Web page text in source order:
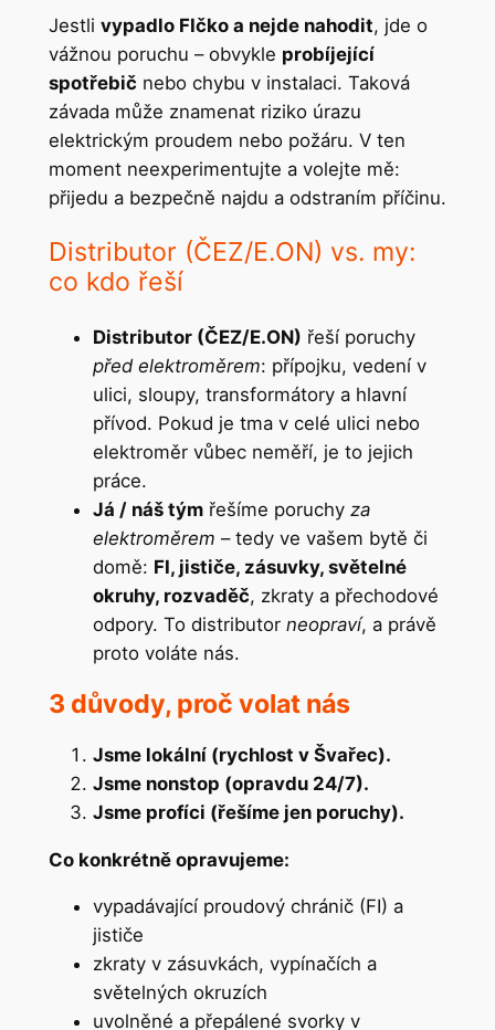
Jestli vypadlo FIčko a nejde nahodit, jde o
vážnou poruchu – obvykle probíjející
spotřebič nebo chybu v instalaci. Taková
závada může znamenat riziko úrazu
elektrickým proudem nebo požáru. V ten
moment neexperimentujte a volejte mě:
přijedu a bezpečně najdu a odstraním příčinu.
Distributor (ČEZ/E.ON) vs. my:
co kdo řeší
Distributor (ČEZ/E.ON) řeší poruchy
před elektroměrem: přípojku, vedení v
ulici, sloupy, transformátory a hlavní
přívod. Pokud je tma v celé ulici nebo
elektroměr vůbec neměří, je to jejich
práce.
Já / náš týmřešíme poruchy za
elektroměrem – tedy ve vašem bytě či
domě: FI, jističe, zásuvky, světelné
okruhy, rozvaděč, zkraty a přechodové
odpory. To distributor neopraví, a právě
proto voláte nás.
3 důvody, proč volat nás
Jsme lokální (rychlost v Švařec).
Jsme nonstop (opravdu 24/7).
Jsme profíci (řešíme jen poruchy).
Co konkrétně opravujeme:
vypadávající proudový chránič (FI) a
jističe
zkraty v zásuvkách, vypínačích a
světelných okruzích
uvolněné a přepálené svorky v